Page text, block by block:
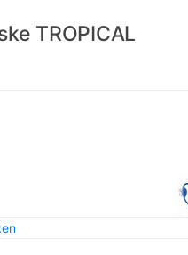
TROPICAL